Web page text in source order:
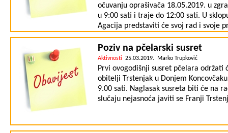
očuvanju oprašivača 18.05.2019. u
u 9:00 sati i traje do 12:00 sati. U
Agacija predstaviti će svoj rad i svoje
programe s ciljem očuvanja
zanimljiva predavanja: U 9:30 Željko
će otvoriti događaj, prezentirati će
svjetski dan pčela. U 10:00 Silvija
predavanje: Očuvajmo pčele i ostale
napraviti. O predavanju: Znate li da
osim pčela medarica postoje i ostali
oko nas i naučite kako mu svi mi
Poziv na pčelarski susret
Aktivnosti 25.03.2019. Marko Trupković
Prvi ovogodišnji susret pčelara
obitelji Trstenjak u Donjem
9.00 sati. Naglasak susreta biti će na
slučaju nejasnoća javiti se Franji